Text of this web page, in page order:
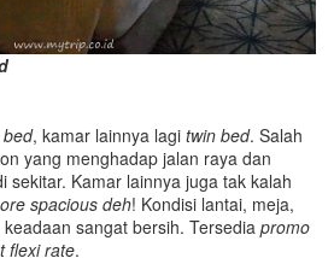
, kamar lainnya lagi twin bed. Salah
yang menghadap jalan raya dan
sekitar. Kamar lainnya juga tak kalah
spacious deh! Kondisi lantai, meja,
sangat bersih. Tersedia promo
flexi rate.